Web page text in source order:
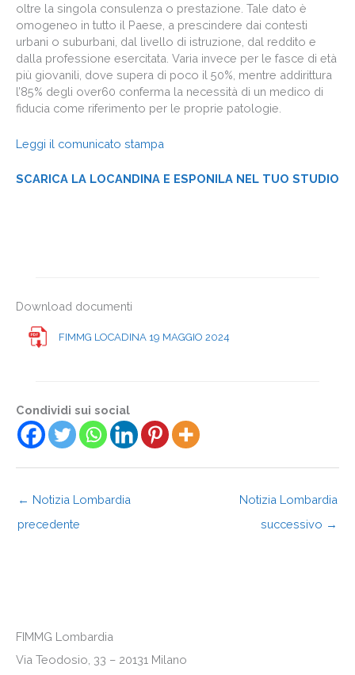
oltre la singola consulenza o prestazione. Tale dato è
omogeneo in tutto il Paese, a prescindere dai contesti
urbani o suburbani, dal livello di istruzione, dal reddito e
dalla professione esercitata. Varia invece per le fasce di età
più giovanili, dove supera di poco il 50%, mentre addirittura
l’85% degli over60 conferma la necessità di un medico di
fiducia come riferimento per le proprie patologie.
Leggi il comunicato stampa
SCARICA LA LOCANDINA E ESPONILA NEL TUO STUDIO
Download documenti
FIMMG LOCADINA 19 MAGGIO 2024
Condividi sui social
← Notizia Lombardia
precedente
Notizia Lombardia
successivo →
FIMMG Lombardia
Via Teodosio, 33 – 20131 Milano